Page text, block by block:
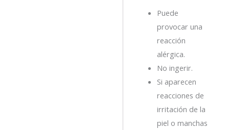
Puede
provocar una
reacción
alérgica.
No ingerir.
Si aparecen
reacciones de
irritación de la
piel o manchas